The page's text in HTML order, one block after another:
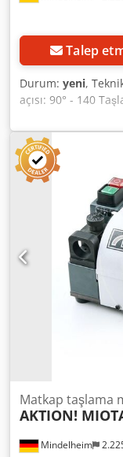
Talep
Durum: yeni,
açısı: 90° - 140
Motor gücü: 0,25
yaklaşık: 360 x
bükümlü
kullanım - Kuvvet
güvenli çalışma -
ayarlanabilir -
yeri ve hızlı
parçası üzerinde
sırasında besleme
cihazı dahil -
azaltmak için
taşlaması için
ölü ağırlık
Hyrbe Ailsha
pens ER 3 -12
boyutlar için
Mindelheim
Matkap taşlama
AKTION!